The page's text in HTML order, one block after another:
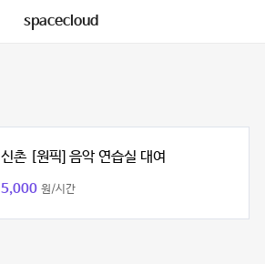
spacecloud
신촌 [원픽] 음악 연습실 대여
5,000 원/시간